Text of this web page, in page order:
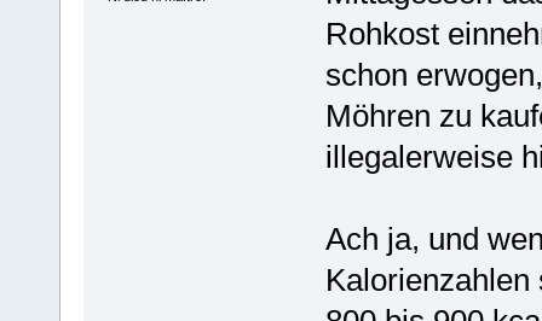
Rohkost
schon
Möhren zu
illegalerweise
Ach ja, und